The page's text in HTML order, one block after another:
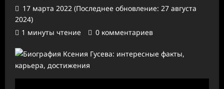
17 марта 2022 (Последнее обновление: 27 августа
2024)
1 минуты чтение
0 комментариев